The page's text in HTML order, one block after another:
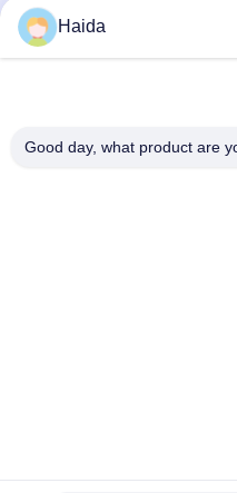
Haida
Good day, what product are